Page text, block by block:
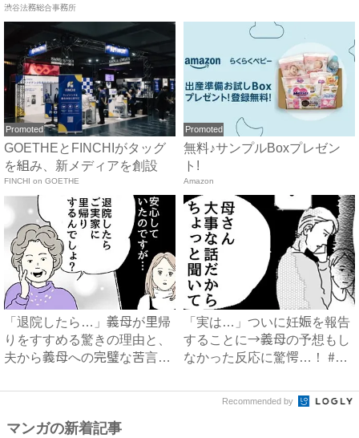
で...
渋谷法務総合事務所
Promoted
GOETHEとFINCHIがタッグ
を組み、新メディアを創設
FINCHI on GOETHE
Promoted
無料♪サンプルBoxプレゼン
ト!
Amazon
「退院したら…」義母が里帰
りをすすめる驚きの理由と、
夫から義母への完璧な苦言
「実は…」ついに妊娠を報告
することに→義母の予想もし
なかった反応に驚愕…！ #
Recommended by
マンガの新着記事